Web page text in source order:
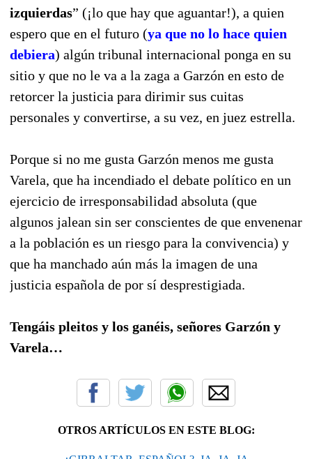
izquierdas” (¡lo que hay que aguantar!), a quien
espero que en el futuro (ya que no lo hace quien
debiera) algún tribunal internacional ponga en su
sitio y que no le va a la zaga a Garzón en esto de
retorcer la justicia para dirimir sus cuitas
personales y convertirse, a su vez, en juez estrella.
Porque si no me gusta Garzón menos me gusta
Varela, que ha incendiado el debate político en un
ejercicio de irresponsabilidad absoluta (que
algunos jalean sin ser conscientes de que envenenar
a la población es un riesgo para la convivencia) y
que ha manchado aún más la imagen de una
justicia española de por sí desprestigiada.
Tengáis pleitos y los ganéis, señores Garzón y
Varela…
OTROS ARTÍCULOS EN ESTE BLOG: